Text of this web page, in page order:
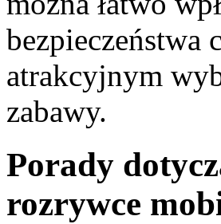
bezpieczeństwa
atrakcyjnym
zabawy.
Porady
rozrywce